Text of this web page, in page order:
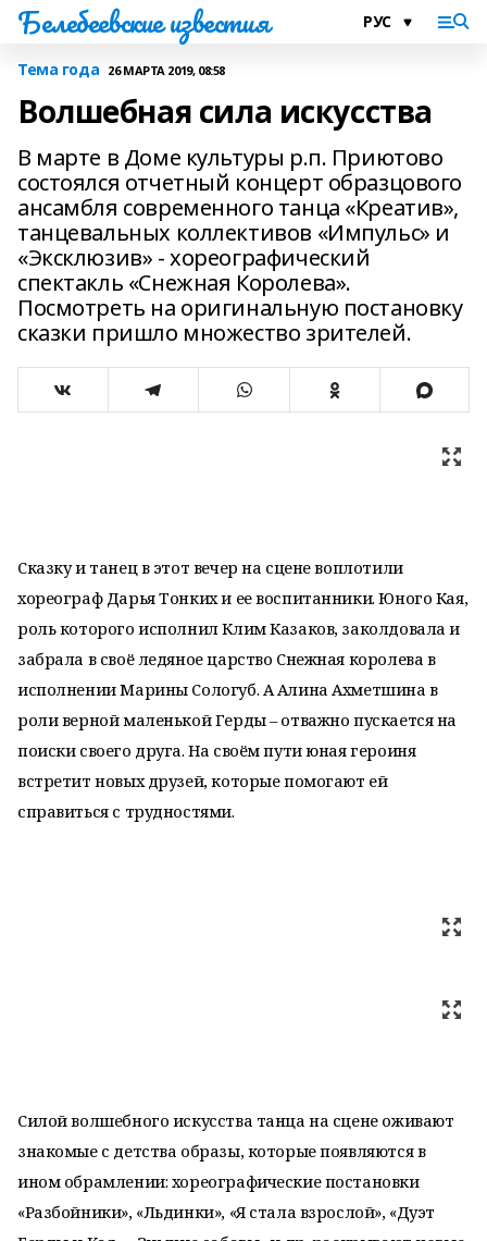
Белебеевские известия
Тема года 26 МАРТА 2019, 08:58
Волшебная сила искусства
В марте в Доме культуры р.п. Приютово
состоялся отчетный концерт образцового
ансамбля современного танца «Креатив»,
танцевальных коллективов «Импульс» и
«Эксклюзив» - хореографический
спектакль «Снежная Королева».
Посмотреть на оригинальную постановку
сказки пришло множество зрителей.
Сказку и танец в этот вечер на сцене воплотили
хореограф Дарья Тонких и ее воспитанники. Юного Кая,
роль которого исполнил Клим Казаков, заколдовала и
забрала в своё ледяное царство Снежная королева в
исполнении Марины Сологуб. А Алина Ахметшина в
роли верной маленькой Герды – отважно пускается на
поиски своего друга. На своём пути юная героиня
встретит новых друзей, которые помогают ей
справиться с трудностями.
Силой волшебного искусства танца на сцене оживают
знакомые с детства образы, которые появляются в
ином обрамлении: хореографические постановки
«Разбойники», «Льдинки», «Я стала взрослой», «Дуэт